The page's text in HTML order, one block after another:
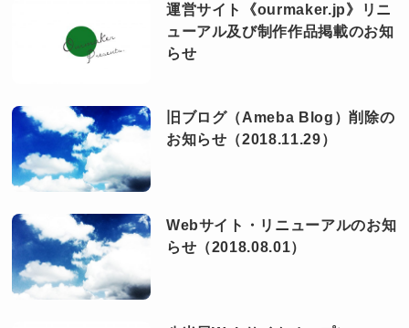
運営サイト《ourmaker.jp》リニ
ューアル及び制作作品掲載のお知
らせ
旧ブログ（Ameba Blog）削除の
お知らせ（2018.11.29）
Webサイト・リニューアルのお知
らせ（2018.08.01）